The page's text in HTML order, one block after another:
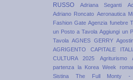
RUSSO
Adriana Seganti
Adriano Roncato Aeronautica
Fashion Gate Agenzia funebre
un Posto a Tavola Aggiungi un
Tavola AGNES GERRY
AGRIGENTO CAPITALE
CULTURA 2025
Agriturismo
partenza la Korea Week
Sistina The Full Monty -